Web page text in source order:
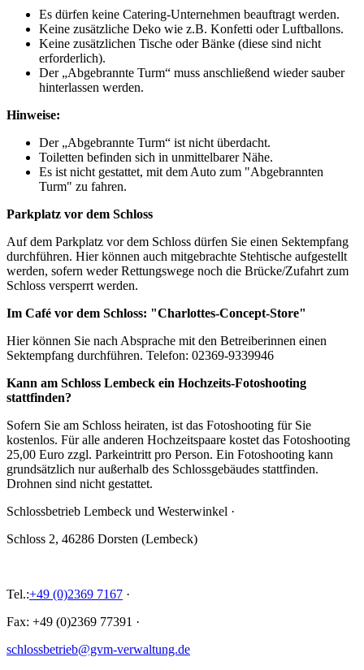
Es dürfen keine Catering-Unternehmen beauftragt werden.
Keine zusätzliche Deko wie z.B. Konfetti oder Luftballons.
Keine zusätzlichen Tische oder Bänke (diese sind nicht
erforderlich).
Der „Abgebrannte Turm“ muss anschließend wieder sauber
hinterlassen werden.
Hinweise:
Der „Abgebrannte Turm“ ist nicht überdacht.
Toiletten befinden sich in unmittelbarer Nähe.
Es ist nicht gestattet, mit dem Auto zum "Abgebrannten
Turm" zu fahren.
Parkplatz vor dem Schloss
Auf dem Parkplatz vor dem Schloss dürfen Sie einen Sektempfang
durchführen. Hier können auch mitgebrachte Stehtische aufgestellt
werden, sofern weder Rettungswege noch die Brücke/Zufahrt zum
Schloss versperrt werden.
Im Café vor dem Schloss: "Charlottes-Concept-Store"
Hier können Sie nach Absprache mit den Betreiberinnen einen
Sektempfang durchführen. Telefon: 02369-9339946
Kann am Schloss Lembeck ein Hochzeits-Fotoshooting
stattfinden?
Sofern Sie am Schloss heiraten, ist das Fotoshooting für Sie
kostenlos. Für alle anderen Hochzeitspaare kostet das Fotoshooting
25,00 Euro zzgl. Parkeintritt pro Person. Ein Fotoshooting kann
grundsätzlich nur außerhalb des Schlossgebäudes stattfinden.
Drohnen sind nicht gestattet.
Schlossbetrieb Lembeck und Westerwinkel ·
Schloss 2, 46286 Dorsten (Lembeck)
Tel.:+49 (0)2369 7167 ·
Fax: +49 (0)2369 77391 ·
schlossbetrieb@gvm-verwaltung.de